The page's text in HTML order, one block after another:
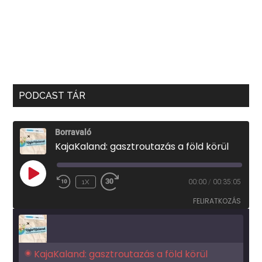
PODCAST TÁR
Borravaló
KajaKaland: gasztroutazás a föld körül
PLAY
EPISODE
1X 00:00 / 00:35:05
FELIRATKOZÁS
KajaKaland: gasztroutazás a föld körül